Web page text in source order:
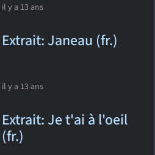
il y a 13 ans
Extrait: Janeau (fr.)
il y a 13 ans
Extrait: Je t'ai à l'oeil
(fr.)